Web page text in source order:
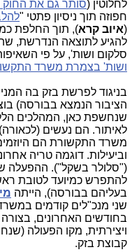
לחלוטין (סותר גם את החוק
חפוזה תוך ניסיון פתטי "
(איוב קרא), תוך החלפת
להגיע לתוצאה הנדרשת,
סלקום ושות', על פי
ושות' בצמרת משרד
בניגוד לפרשת בזק בה
הציבור הנמצא בבורסה)
שנחשפת כאן, המהלכים
לאיתור. הם נעשים
משרד התקשורת הם
וביעילות. דוגמה טריה
("סלולר בשקל"). ההפעלה
להתפרש כמיועד לטובת
בעליהם בבורסה), הייתה
שני מנכ"לים קודמים
בחודשים האחרונים,
קבוצת בזק.